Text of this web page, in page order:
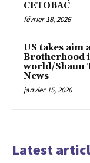
CETOBAC
février 18, 2026
US takes aim
Brotherhood
world/Shaun
News
janvier 15, 2026
Latest